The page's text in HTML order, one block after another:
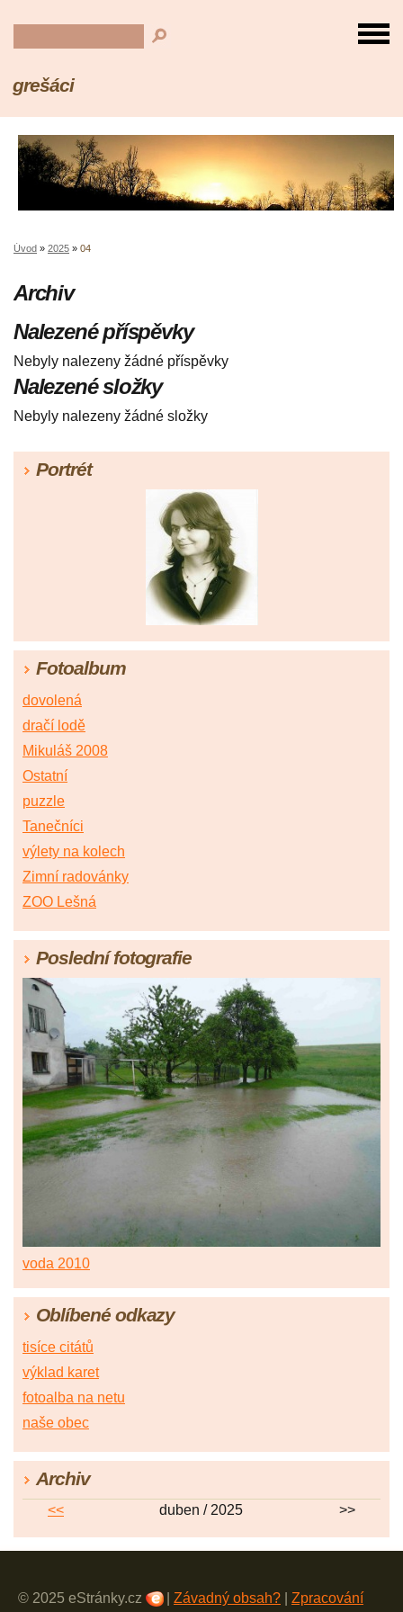
grešáci
Úvod » 2025 » 04
Archiv
Nalezené příspěvky
Nebyly nalezeny žádné příspěvky
Nalezené složky
Nebyly nalezeny žádné složky
Portrét
Fotoalbum
dovolená
dračí lodě
Mikuláš 2008
Ostatní
puzzle
Tanečníci
výlety na kolech
Zimní radovánky
ZOO Lešná
Poslední fotografie
voda 2010
Oblíbené odkazy
tisíce citátů
výklad karet
fotoalba na netu
naše obec
Archiv
<< duben / 2025 >>
© 2025 eStránky.cz Závadný obsah? Zpracování